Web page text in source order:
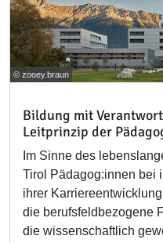
© zooey.braun
Bildung mit
Leitprinzip der
Im Sinne des
Tirol Pädagog:innen bei
ihrer
die berufsfeldbezogene
die wissenschaftlich